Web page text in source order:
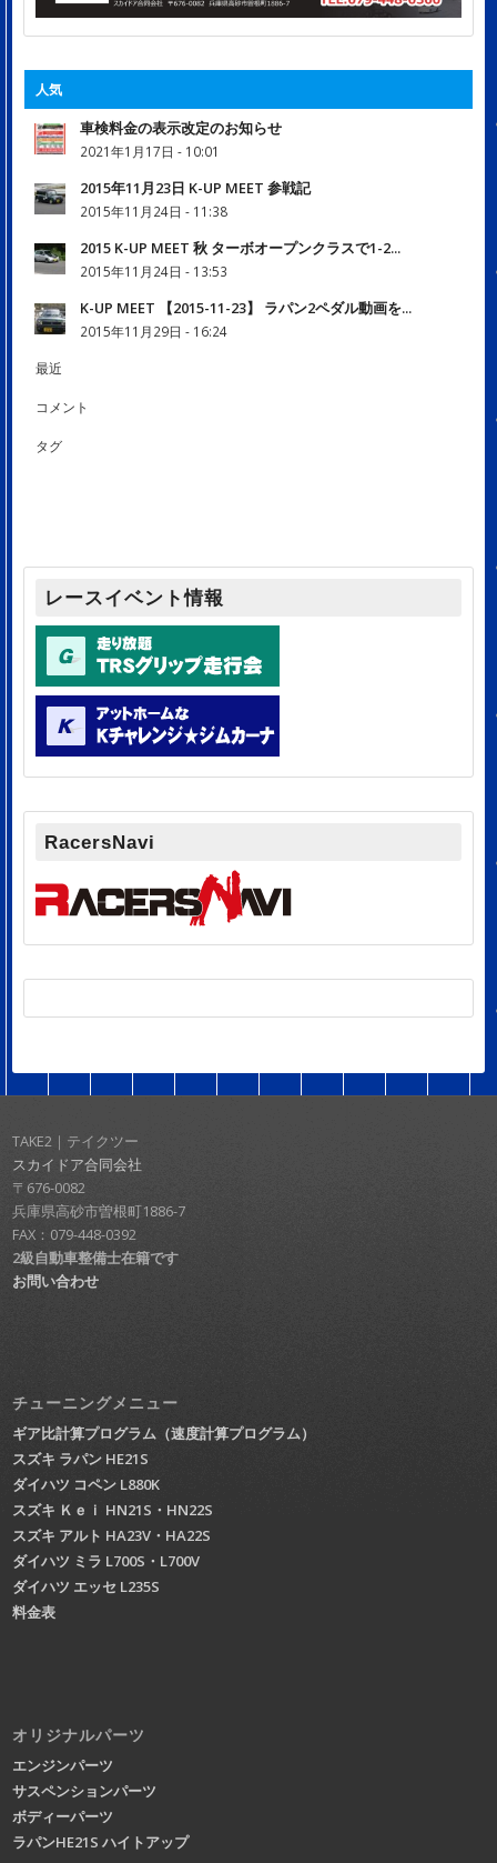
人気
車検料金の表示改定のお知らせ
2021年1月17日 - 10:01
2015年11月23日 K-UP MEET 参戦記
2015年11月24日 - 11:38
2015 K-UP MEET 秋 ターボオープンクラスで1-2...
2015年11月24日 - 13:53
K-UP MEET 【2015-11-23】 ラパン2ペダル動画を...
2015年11月29日 - 16:24
最近
コメント
タグ
レースイベント情報
RacersNavi
TAKE2｜テイクツー
スカイドア合同会社
〒676-0082
兵庫県高砂市曽根町1886-7
FAX：079-448-0392
2級自動車整備士在籍です
お問い合わせ
チューニングメニュー
ギア比計算プログラム（速度計算プログラム）
スズキ ラパン HE21S
ダイハツ コペン L880K
スズキ Ｋｅｉ HN21S・HN22S
スズキ アルト HA23V・HA22S
ダイハツ ミラ L700S・L700V
ダイハツ エッセ L235S
料金表
オリジナルパーツ
エンジンパーツ
サスペンションパーツ
ボディーパーツ
ラパンHE21S ハイトアップ